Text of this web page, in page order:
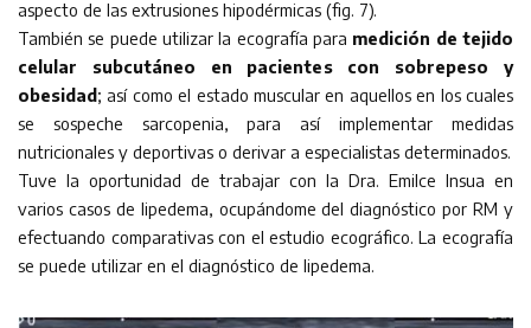
aspecto de las extrusiones hipodérmicas (fig. 7).
También se puede utilizar la ecografía para medición de tejido
celular subcutáneo en pacientes con sobrepeso y
obesidad; así como el estado muscular en aquellos en los cuales
se sospeche sarcopenia, para así implementar medidas
nutricionales y deportivas o derivar a especialistas determinados.
Tuve la oportunidad de trabajar con la Dra. Emilce Insua en
varios casos de lipedema, ocupándome del diagnóstico por RM y
efectuando comparativas con el estudio ecográfico. La ecografía
se puede utilizar en el diagnóstico de lipedema.